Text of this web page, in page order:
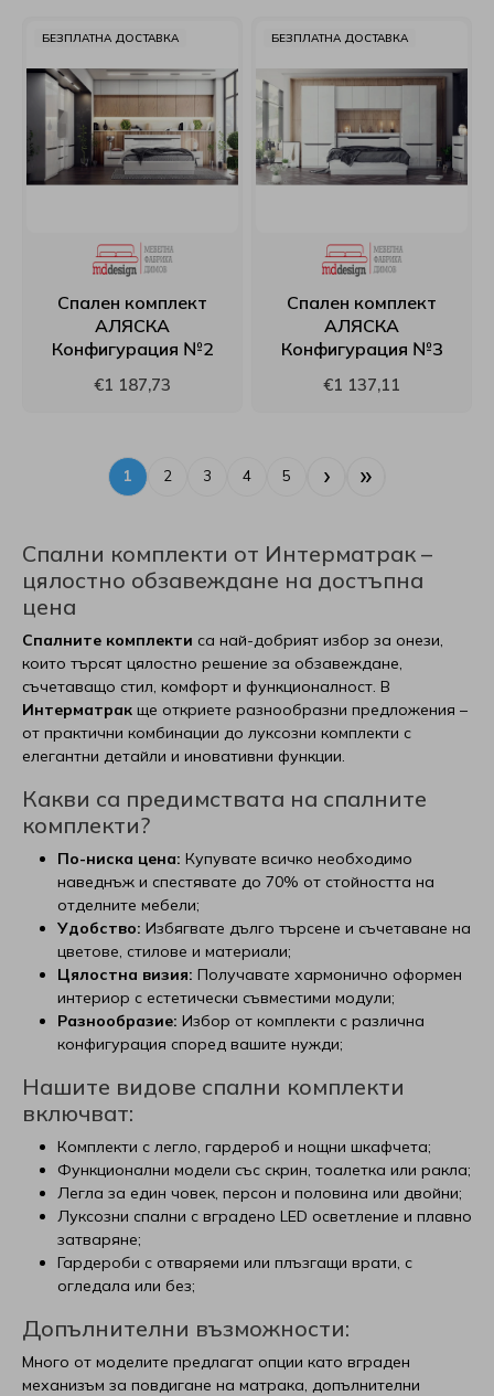
БЕЗПЛАТНА ДОСТАВКА
Спален комплект
АЛЯСКА
Конфигурация №2
€1 187,73
БЕЗПЛАТНА ДОСТАВКА
Спален комплект
АЛЯСКА
Конфигурация №3
€1 137,11
1 2 3 4 5 › »
Спални комплекти от Интерматрак –
цялостно обзавеждане на достъпна
цена
Спалните комплекти са най-добрият избор за онези,
които търсят цялостно решение за обзавеждане,
съчетаващо стил, комфорт и функционалност. В
Интерматрак ще откриете разнообразни предложения –
от практични комбинации до луксозни комплекти с
елегантни детайли и иновативни функции.
Какви са предимствата на спалните
комплекти?
По-ниска цена: Купувате всичко необходимо
наведнъж и спестявате до 70% от стойността на
отделните мебели;
Удобство: Избягвате дълго търсене и съчетаване на
цветове, стилове и материали;
Цялостна визия: Получавате хармонично оформен
интериор с естетически съвместими модули;
Разнообразие: Избор от комплекти с различна
конфигурация според вашите нужди;
Нашите видове спални комплекти
включват:
Комплекти с легло, гардероб и нощни шкафчета;
Функционални модели със скрин, тоалетка или ракла;
Легла за един човек, персон и половина или двойни;
Луксозни спални с вградено LED осветление и плавно
затваряне;
Гардероби с отваряеми или плъзгащи врати, с
огледала или без;
Допълнителни възможности:
Много от моделите предлагат опции като вграден
механизъм за повдигане на матрака, допълнителни